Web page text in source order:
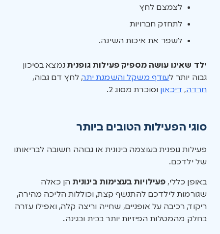
לצמצם לחץ
לתחזק חברויות
לשפר את איכות השינה.
ילד שאינו עושה מספיק פעילות גופניתנמצא בסיכון
גבוה יותר לעודף משקל והשמנת יתר, לחץ דם גבוה,
חרדה, דיכאון וסוכרת מסוג 2.
סוגי הפעילות הטובים ביותר
פעילות גופנית בעוצמה בינונית או גבוהה חשובה לבריאותו
של ילדכם.
באופן כללי, פעילויות בעצימות בינונית הן כאלה
שגורמות לילדכם להתנשף קצת, וכוללות הליכה מהירה,
ריקוד, רכיבה על אופניים, שחייה וריצה קלה, ואפילו עזרה
בחלק מהמטלות הפיזיות יותר בבית ובגינה.